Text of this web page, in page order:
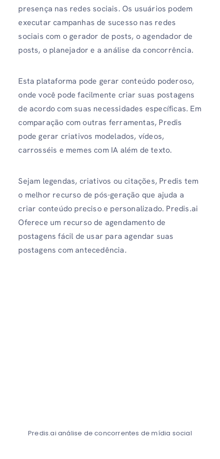
presença nas redes sociais. Os usuários podem
executar campanhas de sucesso nas redes
sociais com o gerador de posts, o agendador de
posts, o planejador e a análise da concorrência.
Esta plataforma pode gerar conteúdo poderoso,
onde você pode facilmente criar suas postagens
de acordo com suas necessidades específicas. Em
comparação com outras ferramentas, Predis
pode gerar criativos modelados, vídeos,
carrosséis e memes com IA além de texto.
Sejam legendas, criativos ou citações, Predis tem
o melhor recurso de pós-geração que ajuda a
criar conteúdo preciso e personalizado. Predis.ai
Oferece um recurso de agendamento de
postagens fácil de usar para agendar suas
postagens com antecedência.
Predis.ai análise de concorrentes de mídia social